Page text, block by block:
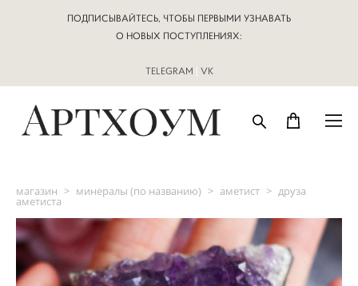
ПОДПИСЫВАЙТЕСЬ, ЧТОБЫ ПЕРВЫМИ УЗНАВАТЬ
О НОВЫХ ПОСТУПЛЕНИЯХ:
TELEGRAM | VK
магазин > минералы (по названию) > аметист > друза
аметиста